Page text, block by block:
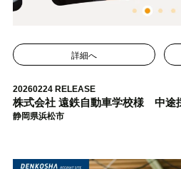
詳細へ
20260224 RELEASE
株式会社 遠鉄自動車学校様 中途
静岡県浜松市